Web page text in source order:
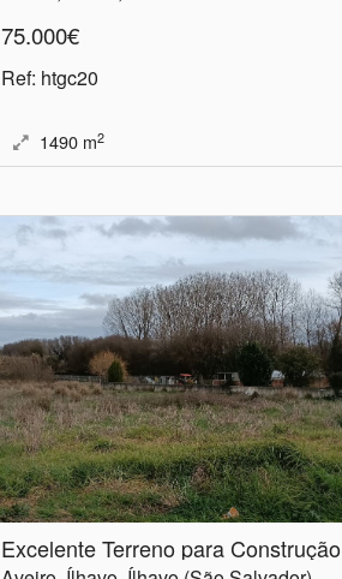
75.000€
Ref: htgc20
1490 m2
Excelente Terreno para Construção